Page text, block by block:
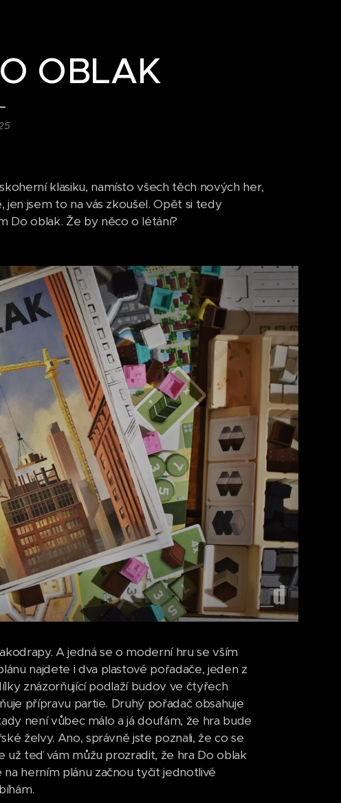
OBLAK
klasiku, namísto všech těch nových her,
jsem to na vás zkoušel. Opět si tedy
Do oblak. Že by něco o létání?
A jedná se o moderní hru se vším
najdete i dva plastové pořadače, jeden z
znázorňující podlaží budov ve čtyřech
přípravu partie. Druhý pořadač obsahuje
není vůbec málo a já doufám, že hra bude
želvy. Ano, správně jste poznali, že co se
už teď vám můžu prozradit, že hra Do oblak
herním plánu začnou tyčit jednotlivé